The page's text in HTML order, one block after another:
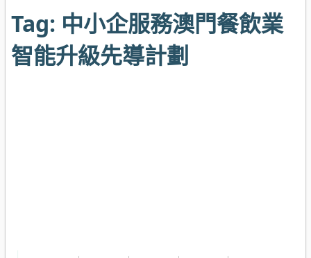
Tag: 中小企服務澳門餐飲業
智能升級先導計劃